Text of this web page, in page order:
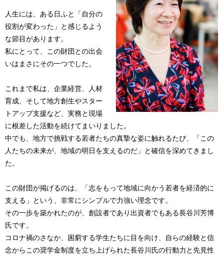
人生には、ある日ふと「自分の
役割が変わった」と感じるよう
な節目があります。
私にとって、この財団との出会
いはまさにその一つでした。
これまで私は、企業経営、人材
育成、そして地方創生やスター
トアップ支援など、実務と現場
に根差した活動を続けてまいりました。
中でも、地方で挑戦する若者たちの真摯な姿に触れるたび、「この
人たちの未来が、地域の明日を支えるのだ」と確信を深めてきまし
た。
この財団が掲げるのは、「志をもって地域に向かう若者を経済的に
支える」という、非常にシンプルで力強い理念です。
その一歩を築かれたのが、創設者であり出資者でもある長谷川芳博
氏です。
コロナ禍のさなか、困窮する学生たちに目を向け、自らの経験と信
念からこの奨学金制度を立ち上げられた長谷川氏の行動力と先見性